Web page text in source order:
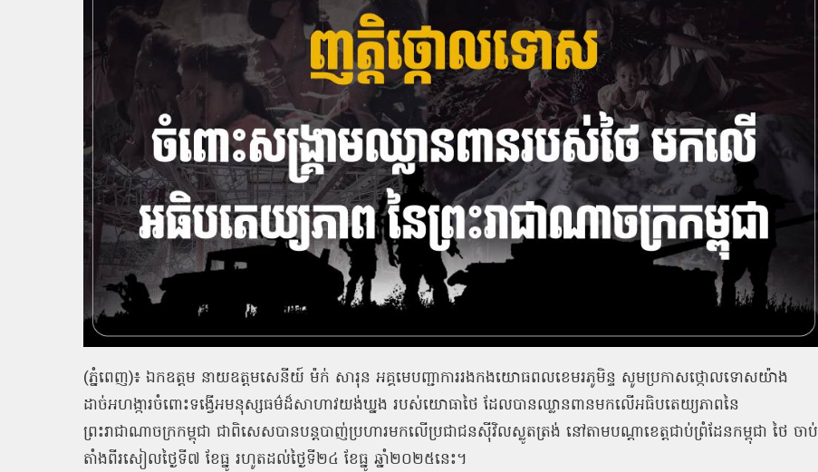
(ភ្នំពេញ)៖ ឯកឧត្ដម នាយឧត្ដមសេនីយ៍ ម៉ក់ សារុន អគ្គមេបញ្ជាការរងកងយោធពលខេមរភូមិន្ទ សូមប្រកាសថ្កោលទោសយ៉ាង
ដាច់អហង្ការចំពោះទង្វើអមនុស្សធម៌ដ៏សាហាវយង់ឃ្នង របស់យោធាថៃ ដែលបានឈ្លានពានមកលើអធិបតេយ្យភាពនៃ
ព្រះរាជាណាចក្រកម្ពុជា ជាពិសេសបានបន្តបាញ់ប្រហារមកលើប្រជាជនស៊ីវិលស្លូតត្រង់ នៅតាមបណ្តាខេត្តជាប់ព្រំដែនកម្ពុជា ថៃ ចាប់
តាំងពីរសៀលថ្ងៃទី៧ ខែធ្នូ រហូតដល់ថ្ងៃទី២៤ ខែធ្នូ ឆ្នាំ២០២៥នេះ។